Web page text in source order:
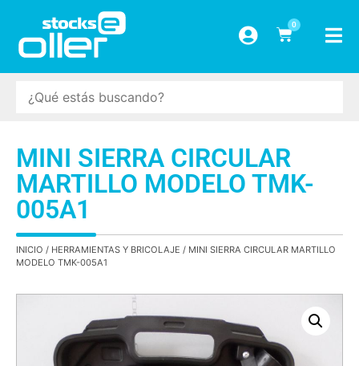
0
MINI SIERRA CIRCULAR
MARTILLO MODELO TMK-
005A1
INICIO / HERRAMIENTAS Y BRICOLAJE / MINI SIERRA CIRCULAR MARTILLO
MODELO TMK-005A1